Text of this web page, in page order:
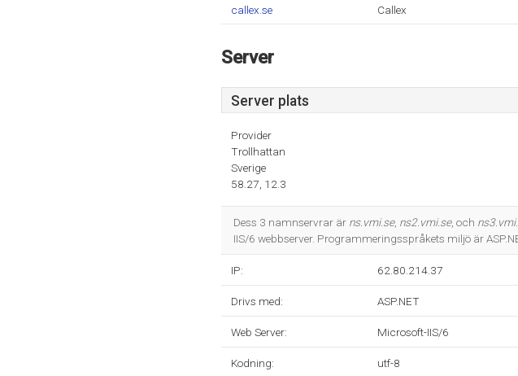
callex.se Callex
Server
Server plats
Provider
Trollhattan
Sverige
58.27, 12.3
Dess 3 namnservrar är ns.vmi.se, ns2.vmi.se, och
IIS/6 webbserver. Programmeringsspråkets miljö är
IP: 62.80.214.37
Drivs med: ASP.NET
Web Server: Microsoft-IIS/6
Kodning: utf-8